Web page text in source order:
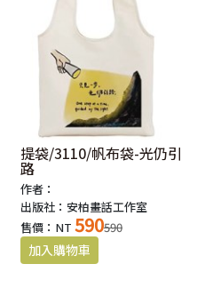
提袋/3110/帆布袋-光仍引
路
作者：
出版社：安柏畫話工作室
售價：NT 590590